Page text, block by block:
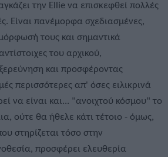
την Ellie να επισκεφθεί πολλές
Είναι πανέμορφα σχεδιασμένες,
τους και σημαντικά
του αρχικού,
και προσφέροντας
περισσότερες απ' όσες ειλικρινά
να είναι και... "ανοιχτού κόσμου" το
ούτε θα ήθελε κάτι τέτοιο - όμως,
στηρίζεται τόσο στην
προσφέρει ελευθερία